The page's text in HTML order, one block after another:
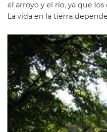
el arroyo y el río, ya que
La vida en la tierra